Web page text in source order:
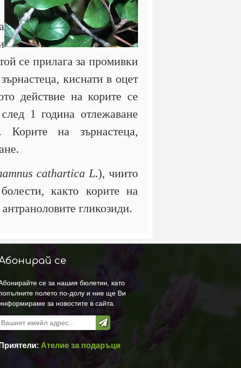
се прилага за промивки
киснати в оцет
действие на корите се
1 година отлежаване
Корите на зърнастеца,
cathartica L.), чиито
както корите на
гликозиди.
се
се за нашия бюлетин, като
полето по-долу и ние ще Ви
за новостите в сайта.
Приятели: Ателие за подаръци